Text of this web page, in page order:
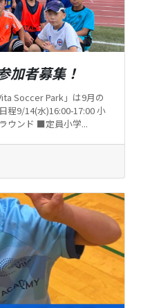
加者募集！
Soccer Park」は9月の
程9/14(水)16:00-17:00 小
ウンド ■定員小学...